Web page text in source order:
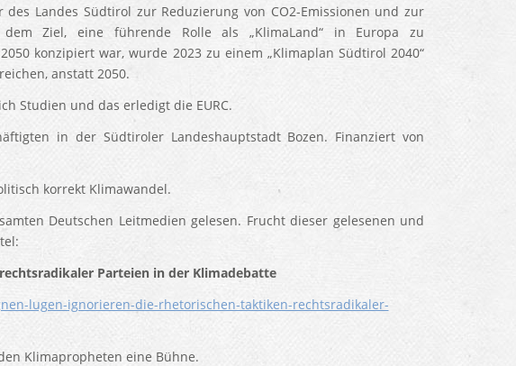
Landes Südtirol zur Reduzierung von CO2-Emissionen und zur
Ziel, eine führende Rolle als „KlimaLand“ in Europa zu
konzipiert war, wurde 2023 zu einem „Klimaplan Südtirol 2040“
anstatt 2050.
Studien und das erledigt die EURC.
in der Südtiroler Landeshauptstadt Bozen. Finanziert von
korrekt Klimawandel.
Deutschen Leitmedien gelesen. Frucht dieser gelesenen und
Parteien in der Klimadebatte
lugen-ignorieren-die-rhetorischen-taktiken-rechtsradikaler-
Klimapropheten eine Bühne.